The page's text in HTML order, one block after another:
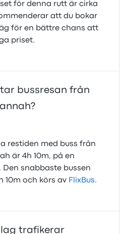
för denna rutt är cirka
att du bokar
för en bättre chans att
priset.
bussresan från
restiden med buss från
är 4h 10m, på en
Den snabbaste bussen
10m och körs av FlixBus.
trafikerar